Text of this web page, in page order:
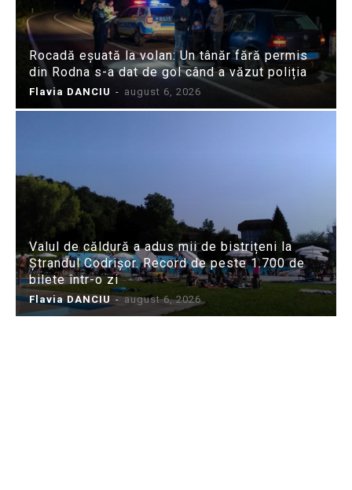
Rocadă eșuată la volan: Un tânăr fără permis
din Rodna s-a dat de gol când a văzut poliția
Flavia DANCIU - august 6, 2026
Valul de căldură a adus mii de bistrițeni la
Ștrandul Codrișor. Record de peste 1.700 de
bilete într-o zi
Flavia DANCIU - august 6, 2026